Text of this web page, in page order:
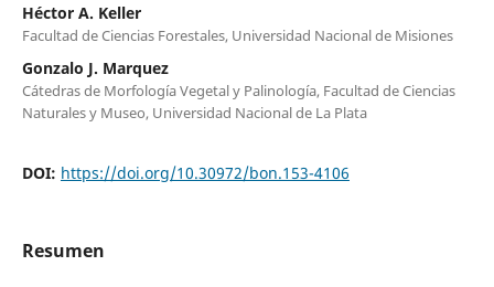
Héctor A. Keller
Facultad de Ciencias Forestales, Universidad Nacional de Misiones
Gonzalo J. Marquez
Cátedras de Morfología Vegetal y Palinología, Facultad de Ciencias
Naturales y Museo, Universidad Nacional de La Plata
DOI: https://doi.org/10.30972/bon.153-4106
Resumen